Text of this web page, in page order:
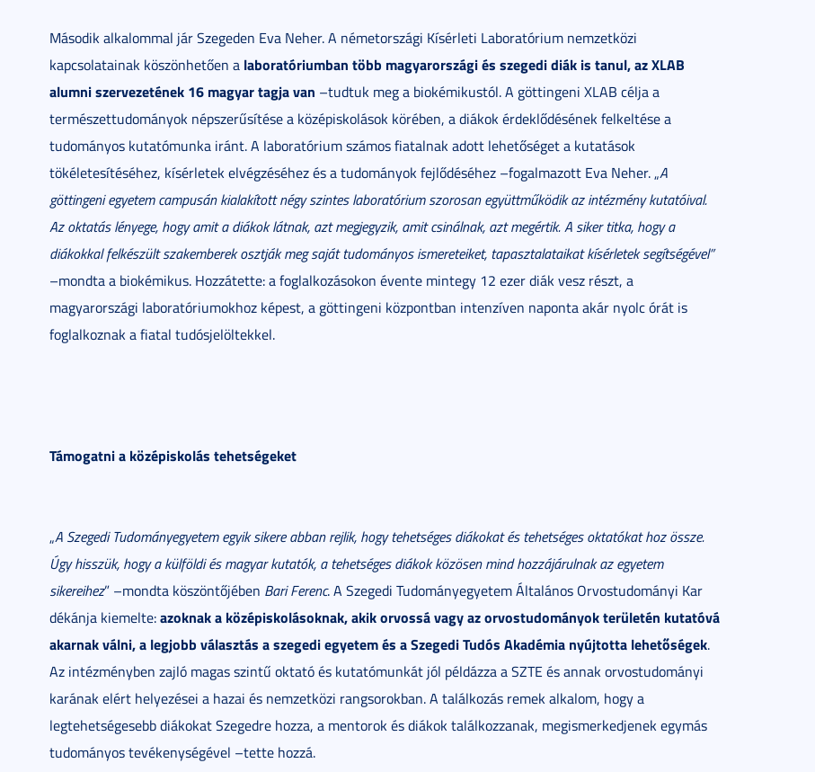
Második alkalommal jár Szegeden Eva Neher. A németországi Kísérleti Laboratórium nemzetközi
kapcsolatainak köszönhetően a laboratóriumban több magyarországi és szegedi diák is tanul, az XLAB
alumni szervezetének 16 magyar tagja van –tudtuk meg a biokémikustól. A göttingeni XLAB célja a
természettudományok népszerűsítése a középiskolások körében, a diákok érdeklődésének felkeltése a
tudományos kutatómunka iránt. A laboratórium számos fiatalnak adott lehetőséget a kutatások
tökéletesítéséhez, kísérletek elvégzéséhez és a tudományok fejlődéséhez –fogalmazott Eva Neher. „A
göttingeni egyetem campusán kialakított négy szintes laboratórium szorosan együttműködik az intézmény kutatóival.
Az oktatás lényege, hogy amit a diákok látnak, azt megjegyzik, amit csinálnak, azt megértik. A siker titka, hogy a
diákokkal felkészült szakemberek osztják meg saját tudományos ismereteiket, tapasztalataikat kísérletek segítségével”
–mondta a biokémikus. Hozzátette: a foglalkozásokon évente mintegy 12 ezer diák vesz részt, a
magyarországi laboratóriumokhoz képest, a göttingeni központban intenzíven naponta akár nyolc órát is
foglalkoznak a fiatal tudósjelöltekkel.
Támogatni a középiskolás tehetségeket
„A Szegedi Tudományegyetem egyik sikere abban rejlik, hogy tehetséges diákokat és tehetséges oktatókat hoz össze.
Úgy hisszük, hogy a külföldi és magyar kutatók, a tehetséges diákok közösen mind hozzájárulnak az egyetem
sikereihez” –mondta köszöntőjében Bari Ferenc. A Szegedi Tudományegyetem Általános Orvostudományi Kar
dékánja kiemelte:azoknak a középiskolásoknak, akik orvossá vagy az orvostudományok területén kutatóvá
akarnak válni, a legjobb választás a szegedi egyetem és a Szegedi Tudós Akadémia nyújtotta lehetőségek.
Az intézményben zajló magas szintű oktató és kutatómunkát jól példázza a SZTE és annak orvostudományi
karának elért helyezései a hazai és nemzetközi rangsorokban. A találkozás remek alkalom, hogy a
legtehetségesebb diákokat Szegedre hozza, a mentorok és diákok találkozzanak, megismerkedjenek egymás
tudományos tevékenységével –tette hozzá.